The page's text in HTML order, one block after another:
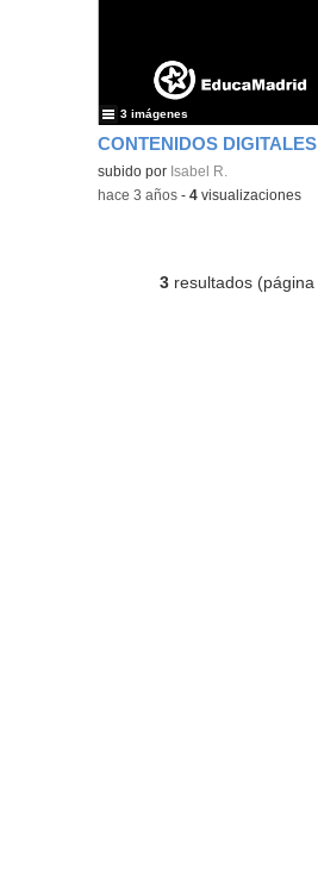
CONTENIDOS DIGITALES
Contenido educativo.
subido por Isabel R.
3 imágenes
-hace 3 años -4 visualizaciones
3 resultados (página